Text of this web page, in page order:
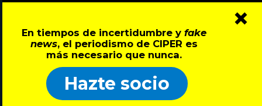
En tiempos de incertidumbre y fake
news, el periodismo de CIPER es
más necesario que nunca.
Hazte socio
×
Al Plebiscito
con CIPER